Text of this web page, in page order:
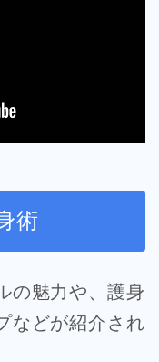
術
の魅力や、護身
などが紹介され